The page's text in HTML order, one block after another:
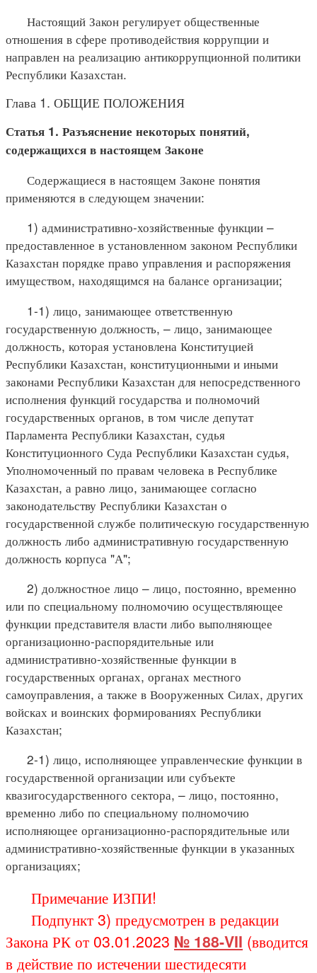
Настоящий Закон регулирует общественные
отношения в сфере противодействия коррупции и
направлен на реализацию антикоррупционной политики
Республики Казахстан.
Глава 1. ОБЩИЕ ПОЛОЖЕНИЯ
Статья 1. Разъяснение некоторых понятий,
содержащихся в настоящем Законе
Содержащиеся в настоящем Законе понятия
применяются в следующем значении:
1) административно-хозяйственные функции –
предоставленное в установленном законом Республики
Казахстан порядке право управления и распоряжения
имуществом, находящимся на балансе организации;
1-1) лицо, занимающее ответственную
государственную должность, – лицо, занимающее
должность, которая установлена Конституцией
Республики Казахстан, конституционными и иными
законами Республики Казахстан для непосредственного
исполнения функций государства и полномочий
государственных органов, в том числе депутат
Парламента Республики Казахстан, судья
Конституционного Суда Республики Казахстан судья,
Уполномоченный по правам человека в Республике
Казахстан, а равно лицо, занимающее согласно
законодательству Республики Казахстан о
государственной службе политическую государственную
должность либо административную государственную
должность корпуса "А";
2) должностное лицо – лицо, постоянно, временно
или по специальному полномочию осуществляющее
функции представителя власти либо выполняющее
организационно-распорядительные или
административно-хозяйственные функции в
государственных органах, органах местного
самоуправления, а также в Вооруженных Силах, других
войсках и воинских формированиях Республики
Казахстан;
2-1) лицо, исполняющее управленческие функции в
государственной организации или субъекте
квазигосударственного сектора, – лицо, постоянно,
временно либо по специальному полномочию
исполняющее организационно-распорядительные или
административно-хозяйственные функции в указанных
организациях;
Примечание ИЗПИ!
Подпункт 3) предусмотрен в редакции
Закона РК от 03.01.2023 № 188-VII (вводится
в действие по истечении шестидесяти